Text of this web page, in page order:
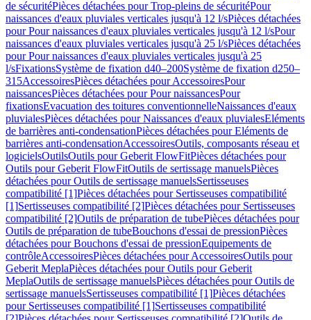
de sécuritéPièces détachées pour Trop-pleins de sécuritéPour
naissances d'eaux pluviales verticales jusqu'à 12 l/sPièces détachées
pour Pour naissances d'eaux pluviales verticales jusqu'à 12 l/sPour
naissances d'eaux pluviales verticales jusqu'à 25 l/sPièces détachées
pour Pour naissances d'eaux pluviales verticales jusqu'à 25
l/sFixationsSystème de fixation d40–200Système de fixation d250–
315AccessoiresPièces détachées pour AccessoiresPour
naissancesPièces détachées pour Pour naissancesPour
fixationsEvacuation des toitures conventionnelleNaissances d'eaux
pluvialesPièces détachées pour Naissances d'eaux pluvialesEléments
de barrières anti-condensationPièces détachées pour Eléments de
barrières anti-condensationAccessoiresOutils, composants réseau et
logicielsOutilsOutils pour Geberit FlowFitPièces détachées pour
Outils pour Geberit FlowFitOutils de sertissage manuelsPièces
détachées pour Outils de sertissage manuelsSertisseuses
compatibilité [1]Pièces détachées pour Sertisseuses compatibilité
[1]Sertisseuses compatibilité [2]Pièces détachées pour Sertisseuses
compatibilité [2]Outils de préparation de tubePièces détachées pour
Outils de préparation de tubeBouchons d'essai de pressionPièces
détachées pour Bouchons d'essai de pressionEquipements de
contrôleAccessoiresPièces détachées pour AccessoiresOutils pour
Geberit MeplaPièces détachées pour Outils pour Geberit
MeplaOutils de sertissage manuelsPièces détachées pour Outils de
sertissage manuelsSertisseuses compatibilité [1]Pièces détachées
pour Sertisseuses compatibilité [1]Sertisseuses compatibilité